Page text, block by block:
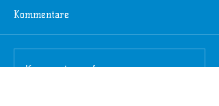
Kommentare
Kommentar verfassen...